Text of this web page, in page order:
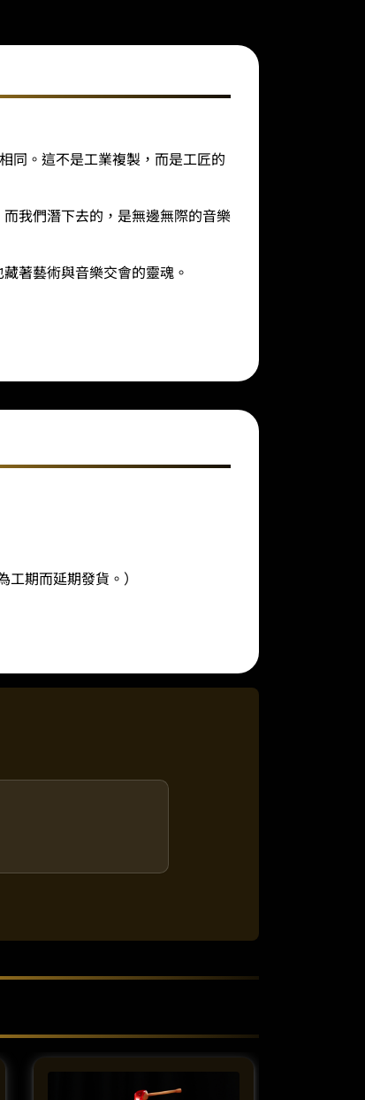
同。這不是工業複製，而是工匠的
我們潛下去的，是無邊無際的音樂
著藝術與音樂交會的靈魂。
期而延期發貨。）